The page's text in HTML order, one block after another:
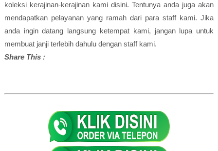
koleksi kerajinan-kerajinan kami disini. Tentunya anda juga akan
mendapatkan pelayanan yang ramah dari para staff kami. Jika
anda ingin datang langsung ketempat kami, jangan lupa untuk
membuat janji terlebih dahulu dengan staff kami.
Share This :